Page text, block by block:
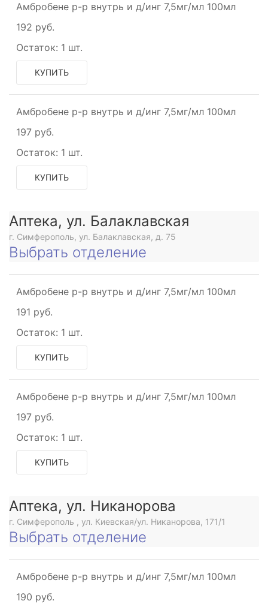
Амбробене р-р внутрь и д/инг 7,5мг/мл 100мл
192 руб.
Остаток: 1 шт.
КУПИТЬ
Амбробене р-р внутрь и д/инг 7,5мг/мл 100мл
197 руб.
Остаток: 1 шт.
КУПИТЬ
Аптека, ул. Балаклавская
г. Симферополь, ул. Балаклавская, д. 75
Выбрать отделение
Амбробене р-р внутрь и д/инг 7,5мг/мл 100мл
191 руб.
Остаток: 1 шт.
КУПИТЬ
Амбробене р-р внутрь и д/инг 7,5мг/мл 100мл
197 руб.
Остаток: 1 шт.
КУПИТЬ
Аптека, ул. Никанорова
г. Симферополь , ул. Киевская/ул. Никанорова, 171/1
Выбрать отделение
Амбробене р-р внутрь и д/инг 7,5мг/мл 100мл
190 руб.